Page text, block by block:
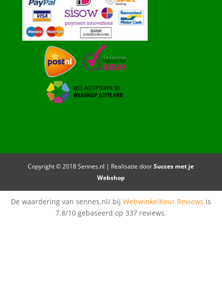
Copyright © 2018 Sennes.nl | Realisatie doorSucces met je
Webshop
De waardering van sennes.nl/ bij WebwinkelKeur Reviews is
7.8/10 gebaseerd op 337 reviews.